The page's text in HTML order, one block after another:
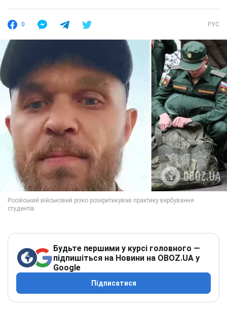
0 РУС
Будьте першими у курсі головного —
підпишіться на Новини на OBOZ.UA у
Google
Підписатися